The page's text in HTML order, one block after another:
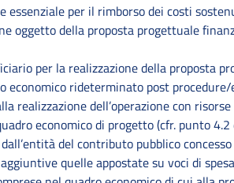
essenziale per il rimborso dei costi
oggetto della proposta progettuale
per la realizzazione della proposta
economico rideterminato post procedure/
realizzazione dell’operazione con
economico di progetto (cfr. punto
del contributo pubblico
quelle appostate su voci di